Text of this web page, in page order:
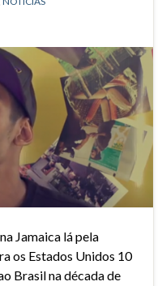
Jamaica lá pela
os Estados Unidos 10
Brasil na década de